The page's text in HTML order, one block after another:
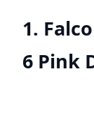
1.
6 Pink